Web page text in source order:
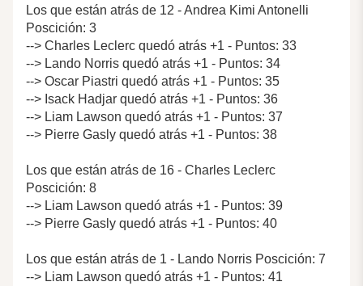
Los que están atrás de 12 - Andrea Kimi Antonelli
Poscición: 3
--> Charles Leclerc quedó atrás +1 - Puntos: 33
--> Lando Norris quedó atrás +1 - Puntos: 34
--> Oscar Piastri quedó atrás +1 - Puntos: 35
--> Isack Hadjar quedó atrás +1 - Puntos: 36
--> Liam Lawson quedó atrás +1 - Puntos: 37
--> Pierre Gasly quedó atrás +1 - Puntos: 38
Los que están atrás de 16 - Charles Leclerc
Poscición: 8
--> Liam Lawson quedó atrás +1 - Puntos: 39
--> Pierre Gasly quedó atrás +1 - Puntos: 40
Los que están atrás de 1 - Lando Norris Poscición: 7
--> Liam Lawson quedó atrás +1 - Puntos: 41